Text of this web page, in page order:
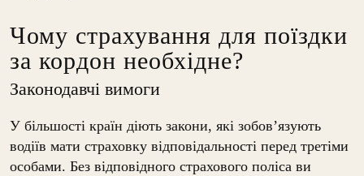
Чому страхування для поїздки
за кордон необхідне?
Законодавчі вимоги
У більшості країн діють закони, які зобов’язують
водіїв мати страховку відповідальності перед третіми
особами. Без відповідного страхового поліса ви